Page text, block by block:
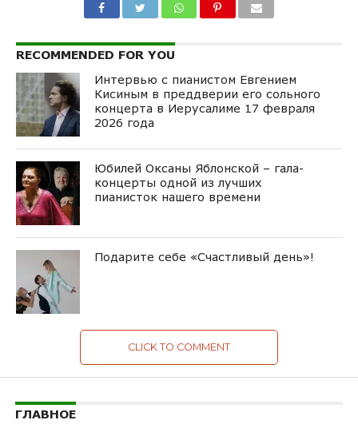
RECOMMENDED FOR YOU
Интервью с пианистом Евгением
Кисиным в преддверии его сольного
концерта в Иерусалиме 17 февраля
2026 года
Юбилей Оксаны Яблонской – гала-
концерты одной из лучших
пианисток нашего времени
Подарите себе «Счастливый день»!
CLICK TO COMMENT
ГЛАВНОЕ